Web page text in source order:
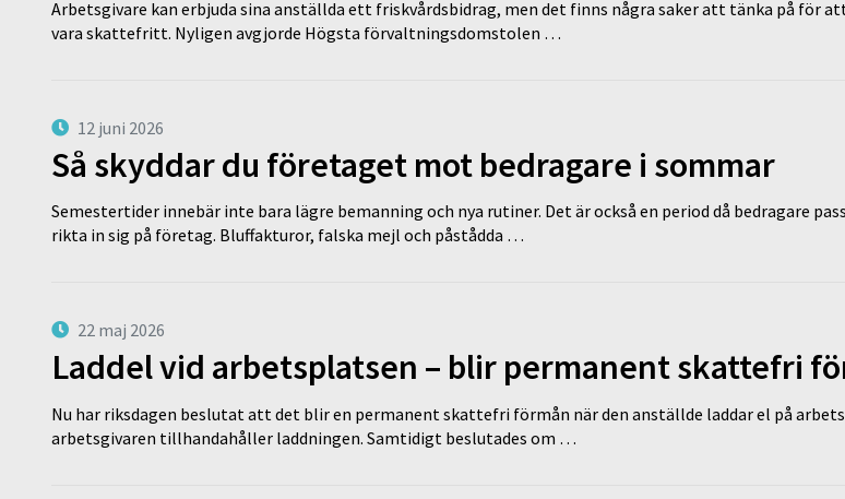
Arbetsgivare kan erbjuda sina anställda ett friskvårdsbidrag, men det finns några saker att tänka på för
vara skattefritt. Nyligen avgjorde Högsta förvaltningsdomstolen …
12 juni 2026
Så skyddar du företaget mot bedragare i sommar
Semestertider innebär inte bara lägre bemanning och nya rutiner. Det är också en period då bedragare
rikta in sig på företag. Bluffakturor, falska mejl och påstådda …
22 maj 2026
Laddel vid arbetsplatsen – blir permanent skattefri
Nu har riksdagen beslutat att det blir en permanent skattefri förmån när den anställde laddar el på
arbetsgivaren tillhandahåller laddningen. Samtidigt beslutades om …